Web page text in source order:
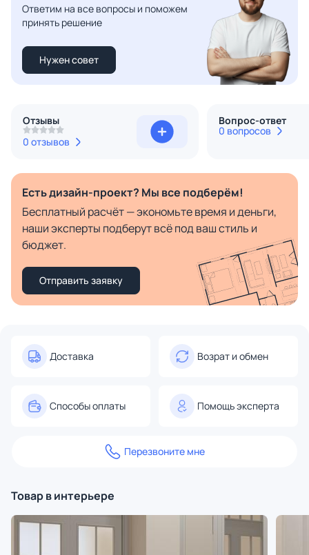
Ответим на все вопросы и поможем
принять решение
Нужен совет
Отзывы
0 отзывов
Вопрос-ответ
0 вопросов
Есть дизайн-проект? Мы все подберём!
Бесплатный расчёт — экономьте время и деньги,
наши эксперты подберут всё под ваш стиль и
бюджет.
Отправить заявку
Доставка Возрат и обмен
Способы оплаты Помощь эксперта
Перезвоните мне
Товар в интерьере